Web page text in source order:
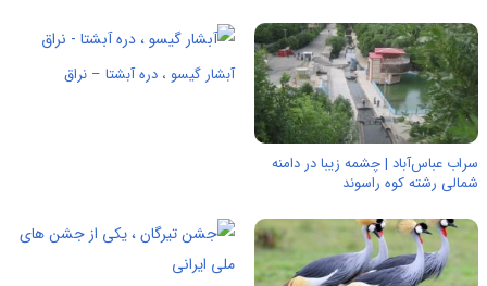
سراب عباس‌آباد | چشمه زیبا در دامنه
شمالی رشته کوه راسوند
آبشار گیسو ، دره آبشتا – نراق